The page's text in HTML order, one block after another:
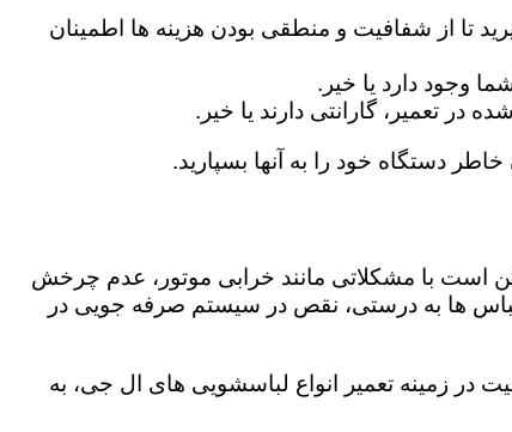
تا از شفافیت و منطقی بودن هزینه ها اطمینان
وجود دارد یا خیر.
تعمیر، گارانتی دارند یا خیر.
دستگاه خود را به آنها بسپارید.
است با مشکلاتی مانند خرابی موتور، عدم چرخش
ها به درستی، نقص در سیستم صرفه جویی در
در زمینه تعمیر انواع لباسشویی های ال جی، به